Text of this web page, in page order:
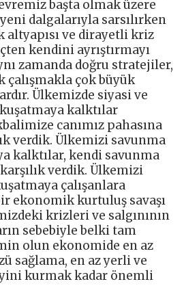
başta olmak üzere
dalgalarıyla sarsılırken
altyapısı ve dirayetli kriz
kendini ayrıştırmayı
zamanda doğru stratejiler,
çalışmakla çok büyük
Ülkemizde siyasi ve
kalktılar
canımız pahasına
verdik. Ülkemizi savunma
kalktılar, kendi savunma
verdik. Ülkemizi
çalışanlara
ekonomik kurtuluş savaşı
krizleri ve salgınının
sebebiyle belki tam
olun ekonomide en az
sağlama, en az yerli ve
kurmak kadar önemli